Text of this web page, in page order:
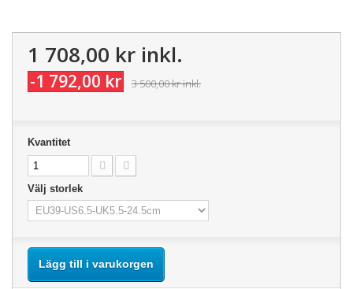
1 708,00 kr inkl.
-1 792,00 kr 3 500,00 krinkl.
Kvantitet
Välj storlek
Lägg till i varukorgen